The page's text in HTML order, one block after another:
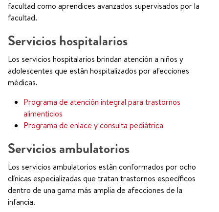
facultad como aprendices avanzados supervisados por la
facultad.
Servicios hospitalarios
Los servicios hospitalarios brindan atención a niños y
adolescentes que están hospitalizados por afecciones
médicas.
Programa de atención integral para trastornos
alimenticios
Programa de enlace y consulta pediátrica
Servicios ambulatorios
Los servicios ambulatorios están conformados por ocho
clínicas especializadas que tratan trastornos específicos
dentro de una gama más amplia de afecciones de la
infancia.